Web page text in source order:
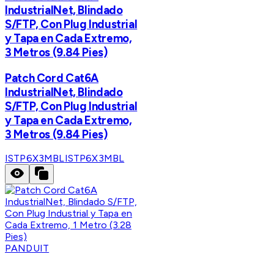
IndustrialNet, Blindado
S/FTP, Con Plug Industrial
y Tapa en Cada Extremo,
3 Metros (9.84 Pies)
Patch Cord Cat6A
IndustrialNet, Blindado
S/FTP, Con Plug Industrial
y Tapa en Cada Extremo,
3 Metros (9.84 Pies)
ISTP6X3MBLISTP6X3MBL
PANDUIT